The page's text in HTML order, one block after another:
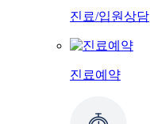
진료/입원상담
진료예약